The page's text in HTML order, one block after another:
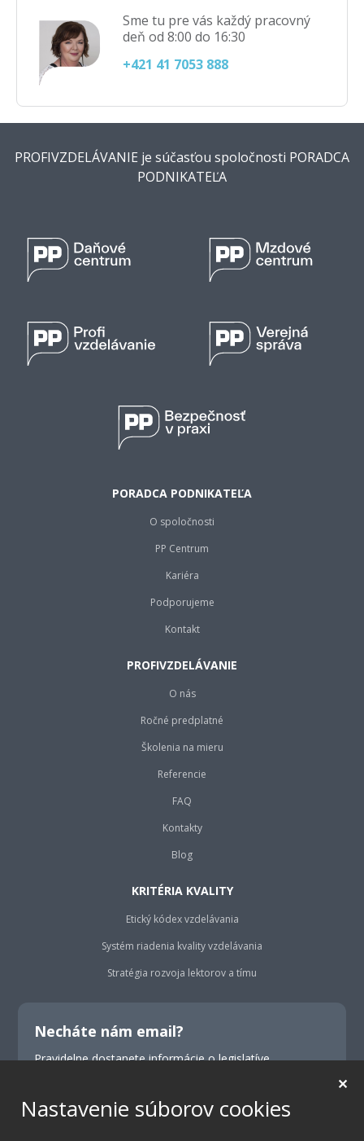
Nastavenie súborov cookies
✕
Sme tu pre vás každý pracovný
deň od 8:00 do 16:30
+421 41 7053 888
PROFIVZDELÁVANIE je súčasťou spoločnosti PORADCA
PODNIKATEĽA
PORADCA PODNIKATEĽA
O spoločnosti
PP Centrum
Kariéra
Podporujeme
Kontakt
PROFIVZDELÁVANIE
O nás
Ročné predplatné
Školenia na mieru
Referencie
FAQ
Kontakty
Blog
KRITÉRIA KVALITY
Etický kódex vzdelávania
Systém riadenia kvality vzdelávania
Stratégia rozvoja lektorov a tímu
Necháte nám email?
Pravidelne dostanete informácie o legislatíve,
Odoslať